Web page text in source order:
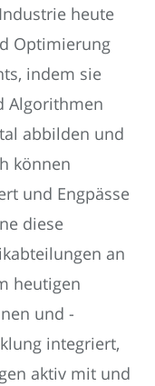
heute
Optimierung
indem sie
Algorithmen
abbilden und
können
und Engpässe
diese
an
heutigen
und -
integriert,
aktiv mit und